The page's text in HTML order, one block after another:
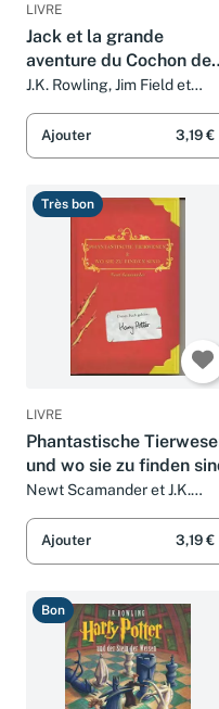
LIVRE
Jack et la grande
aventure du Cochon de
Noël
J.K. Rowling, Jim Field et
Ajouter 3,19 €
Très bon
LIVRE
Phantastische
und wo sie zu finden
Newt Scamander et J.K.
Ajouter 3,19 €
Bon